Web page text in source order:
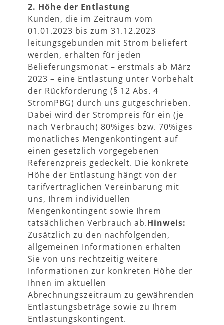
2. Höhe der Entlastung
Kunden, die im Zeitraum vom
01.01.2023 bis zum 31.12.2023
leitungsgebunden mit Strom beliefert
werden, erhalten für jeden
Belieferungsmonat – erstmals ab März
2023 – eine Entlastung unter Vorbehalt
der Rückforderung (§ 12 Abs. 4
StromPBG) durch uns gutgeschrieben.
Dabei wird der Strompreis für ein (je
nach Verbrauch) 80%iges bzw. 70%iges
monatliches Mengenkontingent auf
einen gesetzlich vorgegebenen
Referenzpreis gedeckelt. Die konkrete
Höhe der Entlastung hängt von der
tarifvertraglichen Vereinbarung mit
uns, Ihrem individuellen
Mengenkontingent sowie Ihrem
tatsächlichen Verbrauch ab.Hinweis:
Zusätzlich zu den nachfolgenden,
allgemeinen Informationen erhalten
Sie von uns rechtzeitig weitere
Informationen zur konkreten Höhe der
Ihnen im aktuellen
Abrechnungszeitraum zu gewährenden
Entlastungsbeträge sowie zu Ihrem
Entlastungskontingent.